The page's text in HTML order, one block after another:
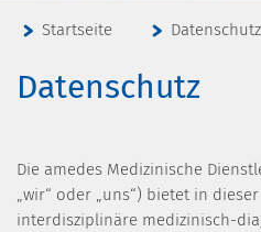
Startseite Datenschutz
Datenschutz
Die amedes Medizinische
„wir“ oder „uns“) bietet in
interdisziplinäre medizinisch-